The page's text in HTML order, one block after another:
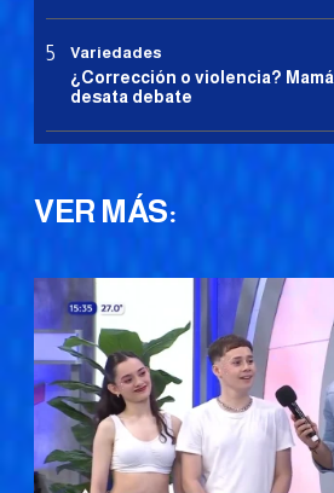
Variedades
¿Corrección o violencia? Mamá
desata debate
VER MÁS: